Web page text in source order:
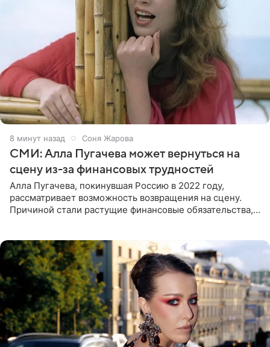
8 минут назад Соня Жарова
СМИ: Алла Пугачева может вернуться на
сцену из-за финансовых трудностей
Алла Пугачева, покинувшая Россию в 2022 году,
рассматривает возможность возвращения на сцену.
Причиной стали растущие финансовые обязательства,